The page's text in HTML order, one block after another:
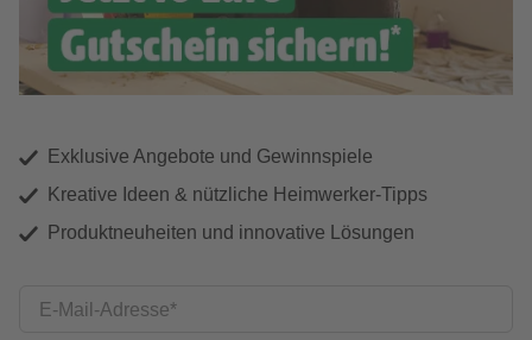
Exklusive Angebote und Gewinnspiele
Kreative Ideen & nützliche Heimwerker-Tipps
Produktneuheiten und innovative Lösungen
E-Mail-Adresse